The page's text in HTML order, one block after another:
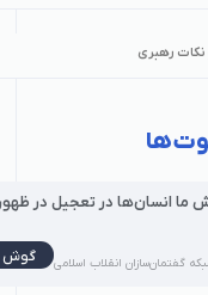
نکات رهبری
ما انسان‌ها در تعجیل در ظهور
گفتمان‌سازان انقلاب اسلامی گوش